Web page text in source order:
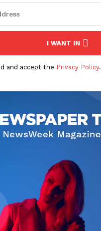
I WANT IN
and accept the Privacy Policy.